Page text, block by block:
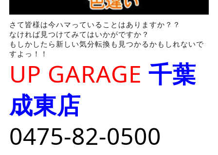
さて皆様は今ハマっていることはありますか？？
なければ見つけてみてはいかがですか？
もしかしたら新しい気分転換も見つかるかもしれないで
すよっ！！
UP GARAGE 千葉
成東店
0475-82-0500